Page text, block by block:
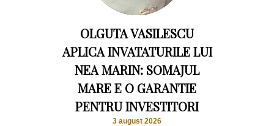
OLGUTA VASILESCU
APLICA INVATATURILE LUI
NEA MARIN: SOMAJUL
MARE E O GARANTIE
PENTRU INVESTITORI
3 august 2026